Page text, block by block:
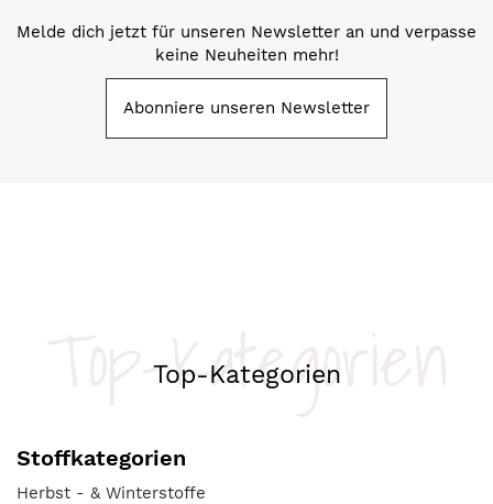
Melde dich jetzt für unseren Newsletter an und verpasse
keine Neuheiten mehr!
Abonniere unseren Newsletter
Top-Kategorien
Top-Kategorien
Stoffkategorien
Herbst - & Winterstoffe